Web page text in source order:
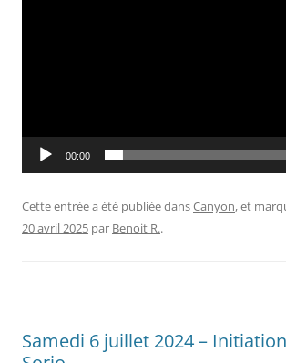
00:00
Cette entrée a été publiée dansCanyon, et
20 avril 2025 par Benoit R..
Samedi 6 juillet 2024 – Initiation